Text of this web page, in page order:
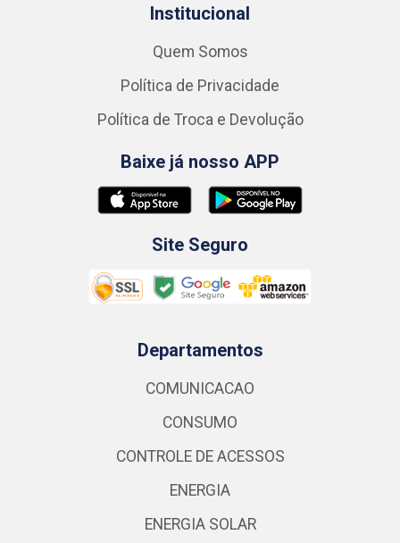
Institucional
Quem Somos
Política de Privacidade
Política de Troca e Devolução
Baixe já nosso APP
Site Seguro
Departamentos
COMUNICACAO
CONSUMO
CONTROLE DE ACESSOS
ENERGIA
ENERGIA SOLAR